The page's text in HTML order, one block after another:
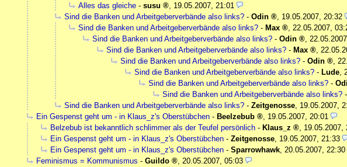
Alles das gleiche - susu , 19.05.2007, 21:01
Sind die Banken und Arbeitgeberverbände also links? - Odin , 19.05.2007, 20:32
Sind die Banken und Arbeitgeberverbände also links? - Max , 22.05.2007,
Sind die Banken und Arbeitgeberverbände also links? - Odin ,
Sind die Banken und Arbeitgeberverbände also links? - Max ,
Sind die Banken und Arbeitgeberverbände also links? - Odin ,
Sind die Banken und Arbeitgeberverbände also links? - Lude,
Sind die Banken und Arbeitgeberverbände also links? -
Sind die Banken und Arbeitgeberverbände also links? -
Sind die Banken und Arbeitgeberverbände also links? - Zeitgenosse, 19.05.2007,
Ein Gespenst geht um - in Klaus_z's Oberstübchen - Beelzebub , 19.05.2007, 20:01
Belzebub ist bekanntlich schlimmer als der Teufel persönlich - Klaus_z , 19.05.2007,
Ein Gespenst geht um - in Klaus_z's Oberstübchen - Zeitgenosse, 19.05.2007, 21:33
Ein Gespenst geht um - in Klaus_z's Oberstübchen - Sparrowhawk, 20.05.2007, 22:30
Feminismus = Kommunismus - Guildo , 20.05.2007, 05:03